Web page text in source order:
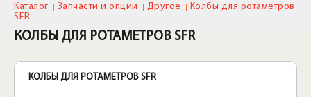
Каталог Запчасти и опции Другое
Колбы для ротаметров
SFR
КОЛБЫ ДЛЯ РОТАМЕТРОВ SFR
КОЛБЫ ДЛЯ РОТАМЕТРОВ SFR